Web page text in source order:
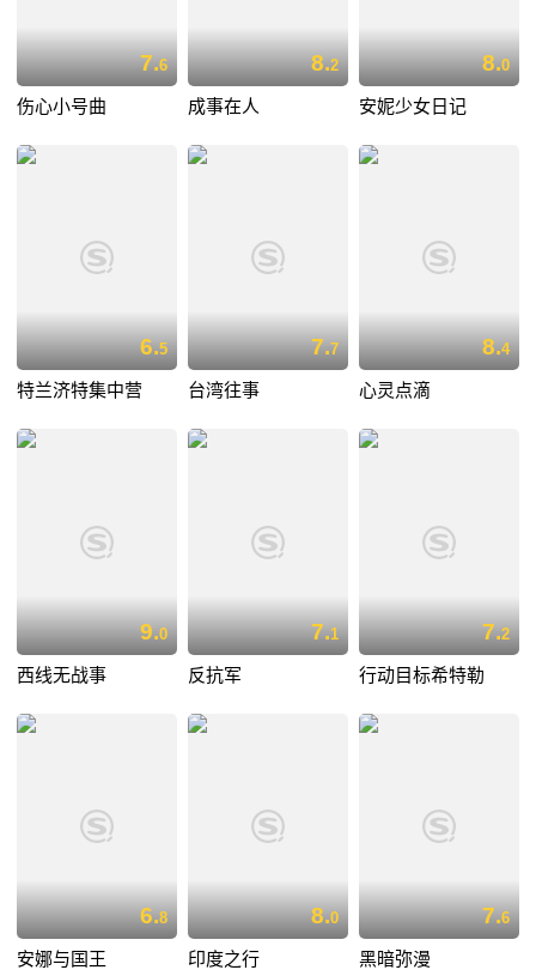
7.6
伤心小号曲
8.2
成事在人
8.0
安妮少女日记
6.5
特兰济特集中营
7.7
台湾往事
8.4
心灵点滴
9.0
西线无战事
7.1
反抗军
7.2
行动目标希特勒
6.8
安娜与国王
8.0
印度之行
7.6
黑暗弥漫